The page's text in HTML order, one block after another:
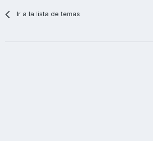
Ir a la lista de temas